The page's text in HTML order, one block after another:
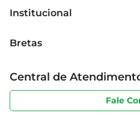
Institucional
Grupo Cencosud
Sobre privacidade
Portal do fornecedor
Bretas
Produtos Bretas
Código de ética
Serviços
Central de
Fale